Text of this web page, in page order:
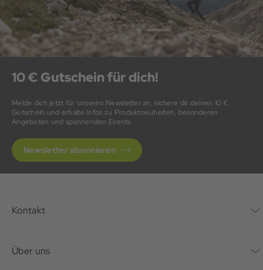
10 € Gutschein für dich!
Melde dich jetzt für unseren Newsletter an, sichere dir deinen 10 €
Gutschein und erhalte Infos zu Produktneuheiten, besonderen
Angeboten und spannenden Events.
Newsletter abonnieren
Kontakt
Über uns